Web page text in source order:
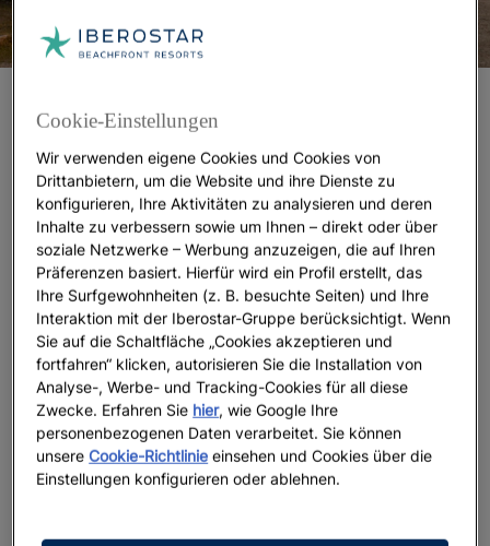
Geschichte
Die Riviera Maya begeistert auf ganzer Linie:
traumhafte Strände, archäologische Stätten, eine
üppige Flora und Fauna sowie zahlreiche Aktivitäten
für Kinder. Hier können sie ihre ersten Schritte als
Entdecker in denMaya-Ruinen von Tulum
unternehmen und die Spuren einer untergegangenen
Kultur entdecken. Oder in denRuinen von Chichén
Itzá, einer legendenreichen Stadt der Maya.
ImFreizeitpark Xplorkönnen Sie gemeinsam mit
Seilrutschen durch den Dschungel gleiten, die Natur
mit Amphibienfahrzeugen erkunden und auf Flößen
geheimnisvolle unterirdische Flüsse entdecken. Der
Cookie-Einstellungen
Wir verwenden eigene Cookies und Cookies von
Drittanbietern, um die Website und ihre Dienste zu
konfigurieren, Ihre Aktivitäten zu analysieren und deren
Inhalte zu verbessern sowie um Ihnen – direkt oder über
soziale Netzwerke – Werbung anzuzeigen, die auf Ihren
Präferenzen basiert. Hierfür wird ein Profil erstellt, das
Ihre Surfgewohnheiten (z. B. besuchte Seiten) und Ihre
Interaktion mit der Iberostar-Gruppe berücksichtigt. Wenn
Sie auf die Schaltfläche „Cookies akzeptieren und
fortfahren“ klicken, autorisieren Sie die Installation von
Analyse-, Werbe- und Tracking-Cookies für all diese
Zwecke. Erfahren Sie hier, wie Google Ihre
personenbezogenen Daten verarbeitet. Sie können
unsereCookie-Richtlinie einsehen und Cookies über die
Einstellungen konfigurieren oder ablehnen.